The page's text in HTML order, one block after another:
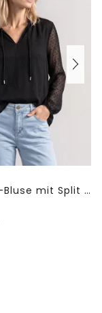
Chiffon-Bluse mit Split Neck und Bändern